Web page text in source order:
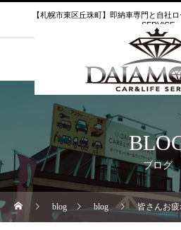
【札幌市東区丘珠町】即納車専門と自社
SERVICE
ブログ
blog blog 皆さんお